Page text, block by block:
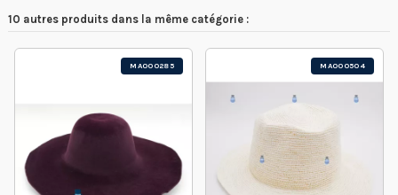
10 autres produits dans la même catégorie :
MA000285 MA000504